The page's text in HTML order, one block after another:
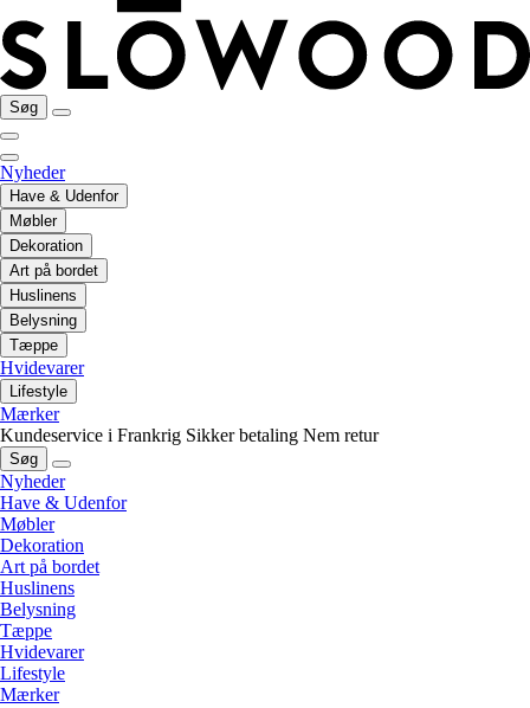
Søg
Nyheder
Have & Udenfor
Møbler
Dekoration
Art på bordet
Huslinens
Belysning
Tæppe
Hvidevarer
Lifestyle
Mærker
Kundeservice i Frankrig Sikker betaling Nem retur
Søg
Nyheder
Have & Udenfor
Møbler
Dekoration
Art på bordet
Huslinens
Belysning
Tæppe
Hvidevarer
Lifestyle
Mærker